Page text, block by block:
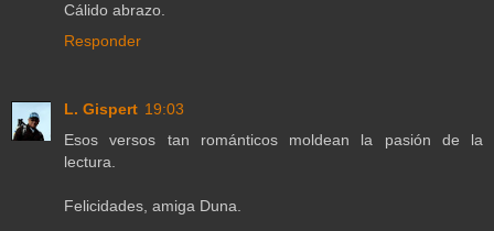
Cálido abrazo.
Responder
L. Gispert 19:03
Esos versos tan románticos moldean la pasión de la
lectura.
Felicidades, amiga Duna.